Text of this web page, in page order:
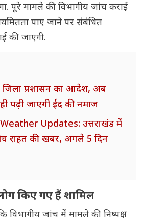
पूरे मामले की विभागीय जांच कराई
पाए जाने पर संबंधित
की जाएगी.
जिला प्रशासन का आदेश, अब
पढ़ी जाएगी ईद की नमाज
Updates: उत्तराखंड में
राहत की खबर, अगले 5 दिन
किए गए हैं शामिल
विभागीय जांच में मामले की निष्पक्ष